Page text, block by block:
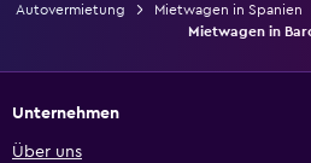
Autovermietung Mietwagen in Spanien
Mietwagen in
Unternehmen
Über uns